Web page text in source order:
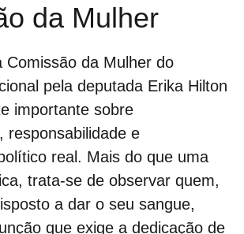
Festa Literária
Apenas Um Passo
Free City Tour LGBT
da Mulher
Comissão da Mulher do
pela deputada Erika Hilton
importante sobre
responsabilidade e
real. Mais do que uma
trata-se de observar quem,
a dar o seu sangue,
que exige a dedicação de